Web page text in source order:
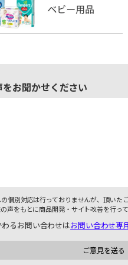
をお聞かせください
個別対応は行っておりませんが、頂いた
声をもとに商品開発・サイト改善を行って
るお問い合わせはお問い合わせ専